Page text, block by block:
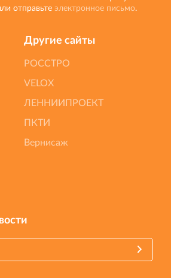
отправьте электронное письмо.
Другие сайты
РОССТРО
VELOX
ЛЕННИИПРОЕКТ
ПКТИ
Вернисаж